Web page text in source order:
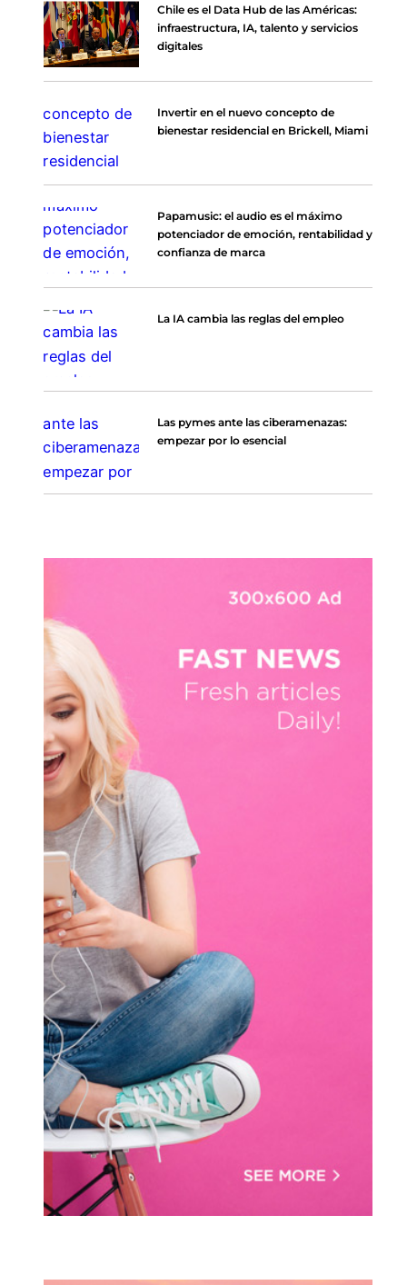
Chile es el Data Hub de las Américas:
infraestructura, IA, talento y servicios
digitales
Invertir en el nuevo concepto de
bienestar residencial en Brickell, Miami
Papamusic: el audio es el máximo
potenciador de emoción, rentabilidad y
confianza de marca
La IA cambia las reglas del empleo
Las pymes ante las ciberamenazas:
empezar por lo esencial